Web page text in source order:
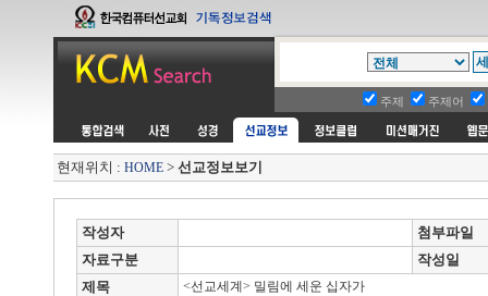
주제 주제어
현재위치 : HOME > 선교정보보기
작성자
첨부파일
자료구분
작성일
제목
<선교세계> 밀림에 세운 십자가